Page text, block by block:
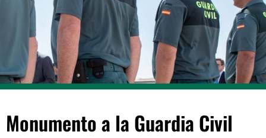
Monumento a la Guardia Civil